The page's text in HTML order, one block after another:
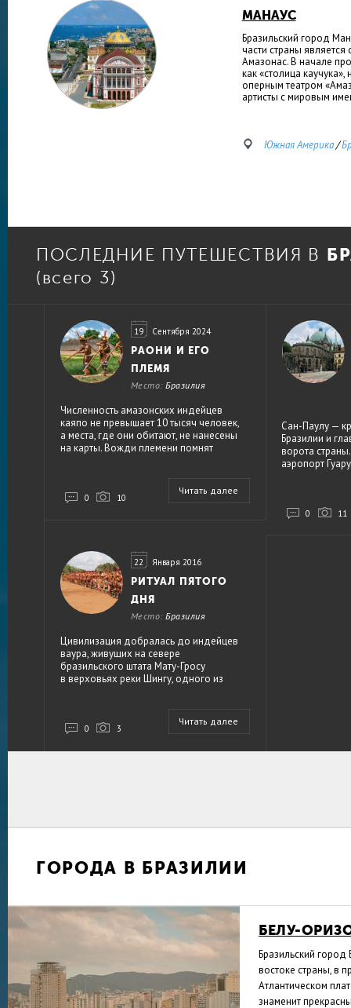
МАНАУС
Бразильский город
части страны является
Амазонас. В начале
как «столица
оперным театром
артисты с мировым
Южная Америка/
ПОСЛЕДНИЕ ПУТЕШЕСТВИЯ В
(всего 3)
0 10
19 Сентября 2024
РАОНИ И ЕГО
ПЛЕМЯ
Место: Бразилия
Численность амазонских индейцев
каяпо не превышает 10 тысяч человек,
а места, где они обитают, не нанесены
на карты. Вожди племени помнят
сельвой самолеты принимали за богов,
один из которых, Беп-Коророти, по
исчезновения — ведь легенды помнят
лишь старейшины каяпо.
Читать далее
0 11
Сан-Паулу —
Бразилии и
ворота
аэропорт
0 3
22 Января 2016
РИТУАЛ ПЯТОГО
ДНЯ
Место: Бразилия
Цивилизация добралась до индейцев
ваура, живущих на севере
бразильского штата Мату-Гросу
в верховьях реки Шингу, одного из
людьми в эти земли пришли
бензиновые генераторы, рации,
Последние оказались весьма кстати
Читать далее
ГОРОДА В БРАЗИЛИИ
БЕЛУ-
Бразильский
востоке страны, в
Атлантическом
знаменит